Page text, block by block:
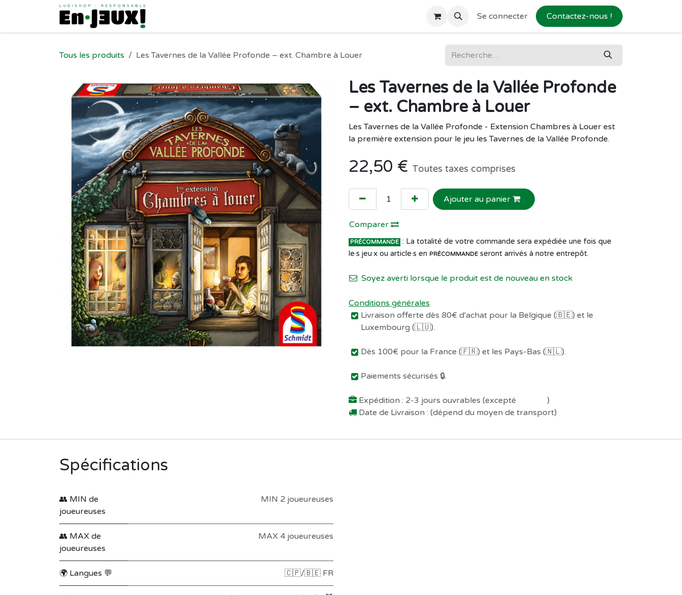
Se rendre au contenu
Se connecter Contactez-nous !
Tous les produits Les Tavernes de la Vallée Profonde – ext. Chambre à Louer
Les Tavernes de la Vallée Profonde
– ext. Chambre à Louer
Les Tavernes de la Vallée Profonde - Extension Chambres à Louer est
la première extension pour le jeu les Tavernes de la Vallée Profonde.
22,50 € Toutes taxes comprises
Ajouter au panier
Comparer
PRÉCOMMANDE : La totalité de votre commande sera expédiée une fois que
le·s jeu·x ou article·s en PRÉCOMMANDE seront arrivés à notre entrepôt.
Soyez averti lorsque le produit est de nouveau en stock
Conditions générales
Livraison offerte dès 80€ d'achat pour la Belgique (🇧🇪) et le
Luxembourg (🇱🇺).
Dès 100€ pour la France (🇫🇷) et les Pays-Bas (🇳🇱).
Paiements sécurisés 🔒.
Expédition : 2-3 jours ouvrables (excepté
)
Date de Livraison : (dépend du moyen de transport)
Spécifications
👥 MIN de
joueureuses
MIN 2 joueureuses
👥 MAX de
joueureuses
MAX 4 joueureuses
🌍 Langues 💬 🇨🇵/🇧🇪 FR